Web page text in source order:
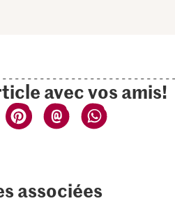
avec vos amis!
associées